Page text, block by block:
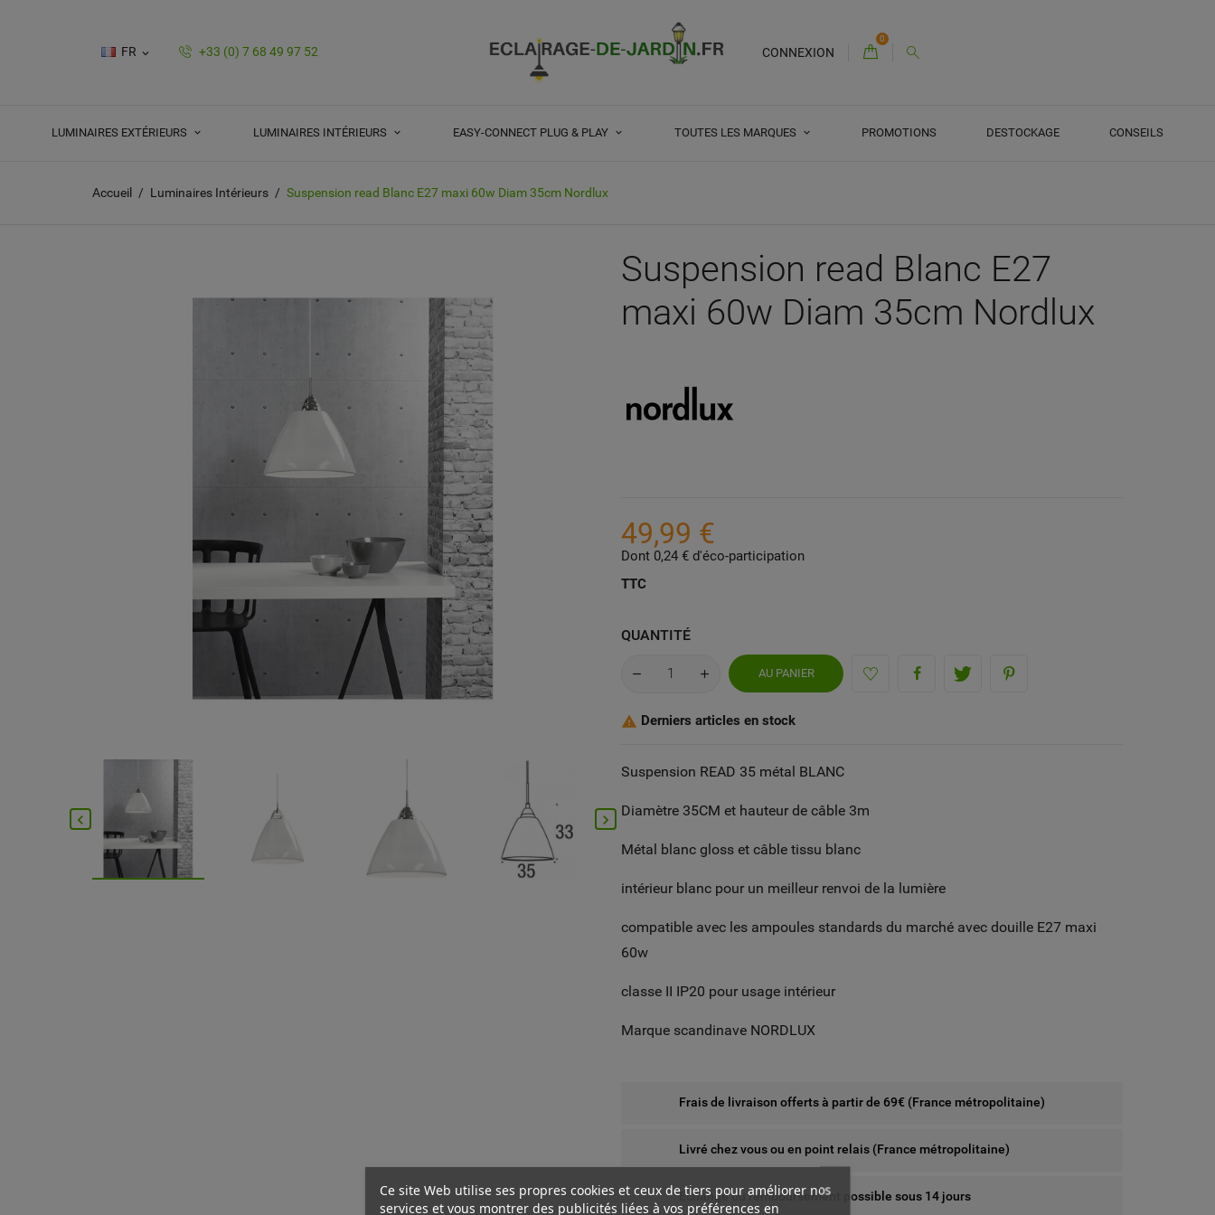
FR  +33 (0) 7 68 49 97 52 CONNEXION
0
LUMINAIRES EXTÉRIEURS LUMINAIRES INTÉRIEURS EASY-CONNECT PLUG & PLAY TOUTES LES MARQUES PROMOTIONS DESTOCKAGE CONSEILS
Accueil Luminaires Intérieurs Suspension read Blanc E27 maxi 60w Diam 35cm Nordlux
 
Suspension read Blanc E27
maxi 60w Diam 35cm Nordlux
49,99 €
Dont 0,24 € d'éco-participation
TTC
QUANTITÉ
AU PANIER
 Derniers articles en stock
Suspension READ 35 métal BLANC
Diamètre 35CM et hauteur de câble 3m
Métal blanc gloss et câble tissu blanc
intérieur blanc pour un meilleur renvoi de la lumière
compatible avec les ampoules standards du marché avec douille E27 maxi
60w
classe II IP20 pour usage intérieur
Marque scandinave NORDLUX
Frais de livraison offerts à partir de 69€ (France métropolitaine)
Livré chez vous ou en point relais (France métropolitaine)
Echange ou remboursement possible sous 14 jours
Ce site Web utilise ses propres cookies et ceux de tiers pour améliorer nos
services et vous montrer des publicités liées à vos préférences en